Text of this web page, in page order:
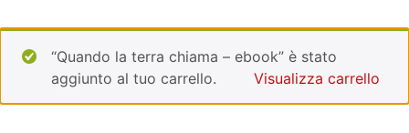
“Quando la terra chiama – ebook” è stato
aggiunto al tuo carrello.
Visualizza carrello